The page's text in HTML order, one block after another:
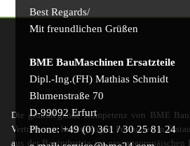
Best Regards/
Mit freundlichen Grüßen
BME BauMaschinen Ersatzteile
Dipl.-Ing.(FH) Mathias Schmidt
Blumenstraße 70
D-99092 Erfurt
Phone: +49 (0) 361 / 30 25 81 24
Die grundlegende Kompetenz von BME
Vertrieb von hochwertigen Produkten in
aus der Bauindustrie im gesamteuropäischen